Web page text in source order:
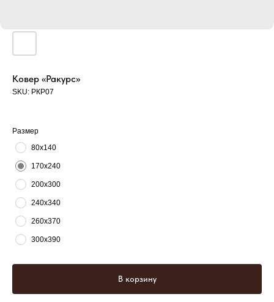
Ковер «Ракурс»
SKU: РКР07
Размер
80х140
170х240
200х300
240х340
260х370
300х390
В корзину